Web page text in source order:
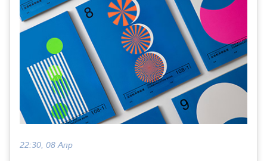
22:30, 08 Апр